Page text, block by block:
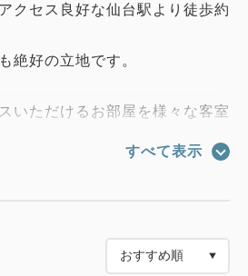
クセス良好な仙台駅より徒歩約
絶好の立地です。
いただけるお部屋を様々な客室
トランよりお選びいただけま
すべて表示